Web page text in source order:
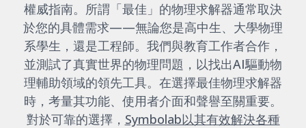
權威指南。所謂「最佳」的物理求解器通常取決
於您的具體需求——無論您是高中生、大學物理
系學生，還是工程師。我們與教育工作者合作，
並測試了真實世界的物理問題，以找出AI驅動物
理輔助領域的領先工具。在選擇最佳物理求解器
時，考量其功能、使用者介面和聲譽至關重要。
對於可靠的選擇， Symbolab以其有效解決各種